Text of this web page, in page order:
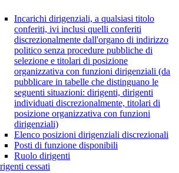
Incarichi dirigenziali, a qualsiasi titolo
conferiti, ivi inclusi quelli conferiti
discrezionalmente dall'organo di indirizzo
politico senza procedure pubbliche di
selezione e titolari di posizione
organizzativa con funzioni dirigenziali (da
pubblicare in tabelle che distinguano le
seguenti situazioni: dirigenti, dirigenti
individuati discrezionalmente, titolari di
posizione organizzativa con funzioni
dirigenziali)
Elenco posizioni dirigenziali discrezionali
Posti di funzione disponibili
Ruolo dirigenti
cessati